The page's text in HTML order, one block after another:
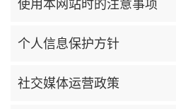
使用本网站时的注意事项
个人信息保护方针
社交媒体运营政策